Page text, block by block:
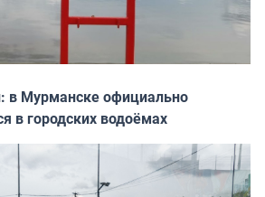
в Мурманске официально
в городских водоёмах